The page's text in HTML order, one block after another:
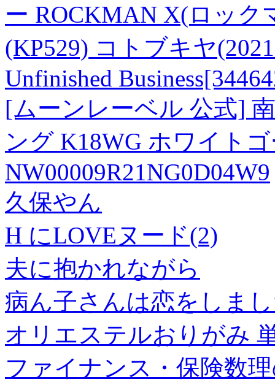
ー ROCKMAN X(ロッ
(KP529) コトブキヤ
Unfinished
[ムーンレーベル 公式]
ング K18WG ホワイト
NW00009R21NG0D04W9
久保やん
H にLOVEヌード(2)
夫に抱かれながら
病ん子さんは恋をしま
オリエステルおりがみ
ファイナンス・保険数